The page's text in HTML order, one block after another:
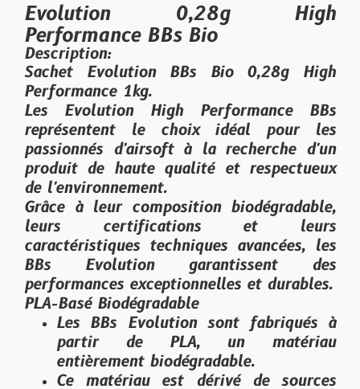
Evolution 0,28g High
Performance BBs Bio
Description:
Sachet Evolution BBs Bio 0,28g High
Performance 1kg.
Les Evolution High Performance BBs
représentent le choix idéal pour les
passionnés d'airsoft à la recherche d'un
produit de haute qualité et respectueux
de l'environnement.
Grâce à leur composition biodégradable,
leurs certifications et leurs
caractéristiques techniques avancées, les
BBs Evolution garantissent des
performances exceptionnelles et durables.
PLA-Basé Biodégradable
Les BBs Evolution sont fabriqués à
partir de PLA, un matériau
entièrement biodégradable.
Ce matériau est dérivé de sources